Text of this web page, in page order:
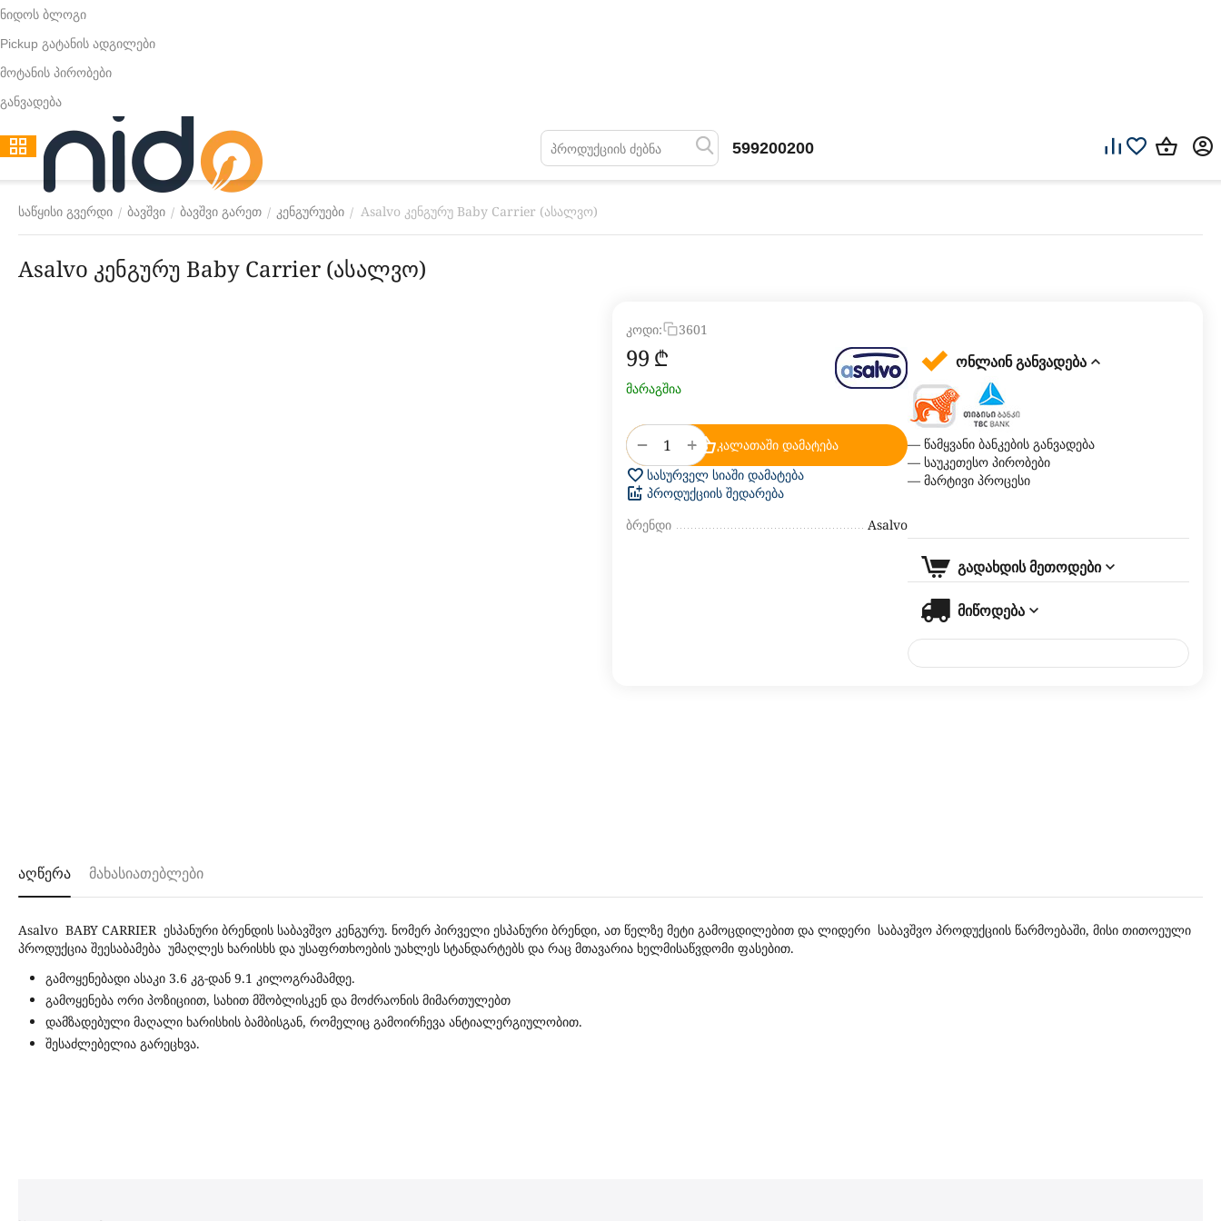
ნიდოს ბლოგი
Pickup გატანის ადგილები
მოტანის პირობები
განვადება
599200200
საწყისი გვერდი / ბავშვი / ბავშვი გარეთ / კენგურუები / Asalvo კენგურუ Baby Carrier (ასალვო)
Asalvo კენგურუ Baby Carrier (ასალვო)
კოდი: 3601
‍99‍ ₾
მარაგშია
+
− კალათაში დამატება
სასურველ სიაში დამატება
პროდუქციის შედარება
ბრენდი Asalvo
ონლაინ განვადება
— წამყვანი ბანკების განვადება
— საუკეთესო პირობები
— მარტივი პროცესი
გადახდის მეთოდები
მიწოდება
აღწერა მახასიათებლები
Asalvo BABY CARRIER ესპანური ბრენდის საბავშვო კენგურუ. ნომერ პირველი ესპანური ბრენდი, ათ წელზე მეტი გამოცდილებით და ლიდერი საბავშვო პროდუქციის წარმოებაში, მისი თითოეული
პროდუქცია შეესაბამება უმაღლეს ხარისხს და უსაფრთხოების უახლეს სტანდარტებს და რაც მთავარია ხელმისაწვდომი ფასებით.
გამოყენებადი ასაკი 3.6 კგ-დან 9.1 კილოგრამამდე.
გამოყენება ორი პოზიციით, სახით მშობლისკენ და მოძრაონის მიმართულებთ
დამზადებული მაღალი ხარისხის ბამბისგან, რომელიც გამოირჩევა ანტიალერგიულობით.
შესაძლებელია გარეცხვა.